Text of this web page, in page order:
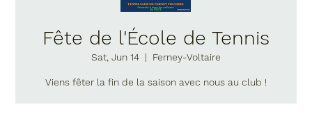
Fête de l'École de Tennis
Sat, Jun 14
  |
Ferney-Voltaire
Viens fêter la fin de la saison avec nous au club !